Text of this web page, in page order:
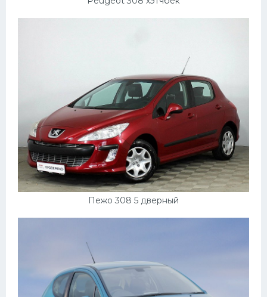
Пежо 308 5 дверный
Эмблемы
Спецтехника